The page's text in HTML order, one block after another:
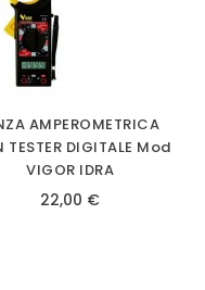
AMPEROMETRICA
TESTER DIGITALE Mod
VIGOR IDRA
22,00 €